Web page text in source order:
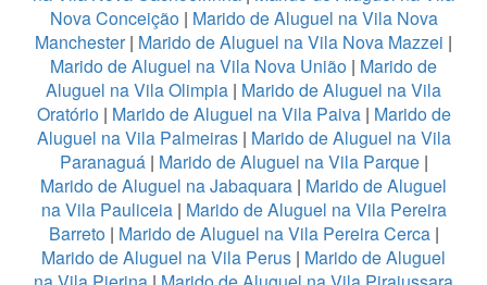
Nova Conceição| Marido de Aluguel na Vila Nova
Manchester| Marido de Aluguel na Vila Nova Mazzei |
Marido de Aluguel na Vila Nova União | Marido de
Aluguel na Vila Olimpia | Marido de Aluguel na Vila
Oratório| Marido de Aluguel na Vila Paiva| Marido de
Aluguel na Vila Palmeiras| Marido de Aluguel na Vila
Paranaguá| Marido de Aluguel na Vila Parque|
Marido de Aluguel na Jabaquara | Marido de Aluguel
na Vila Pauliceia| Marido de Aluguel na Vila Pereira
Barreto| Marido de Aluguel na Vila Pereira Cerca|
Marido de Aluguel na Vila Perus | Marido de Aluguel